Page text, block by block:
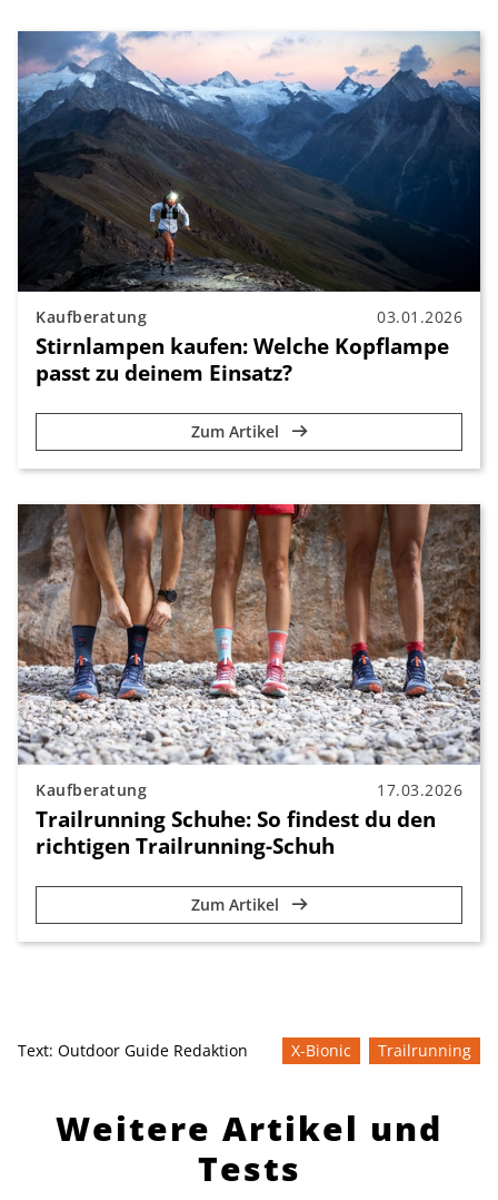
Kaufberatung 03.01.2026
Stirnlampen kaufen: Welche Kopflampe
passt zu deinem Einsatz?
Zum Artikel
Kaufberatung 17.03.2026
Trailrunning Schuhe: So findest du den
richtigen Trailrunning-Schuh
Zum Artikel
Text: Outdoor Guide Redaktion X-Bionic Trailrunning
Weitere Artikel und
Tests